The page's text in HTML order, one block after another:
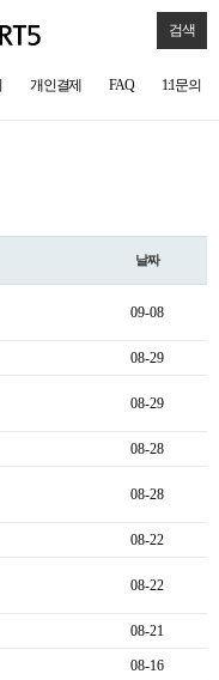
검색
개인결제 FAQ 1:1문의
날짜
09-08
08-29
08-29
08-28
08-28
08-22
08-22
08-21
08-16